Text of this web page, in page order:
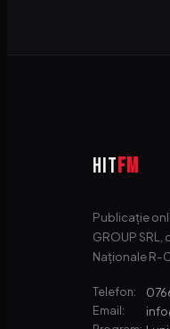
HITFM
Publicație
GROUP
Naționale R-
Telefon:
Email: